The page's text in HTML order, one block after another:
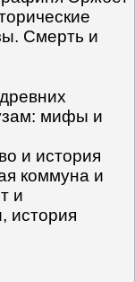
Смерть и
мифы и
и история
коммуна и
и
история